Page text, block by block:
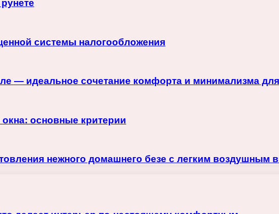
системы налогообложения
— идеальное сочетание комфорта и минимализма
основные критерии
нежного домашнего безе с легким воздушным